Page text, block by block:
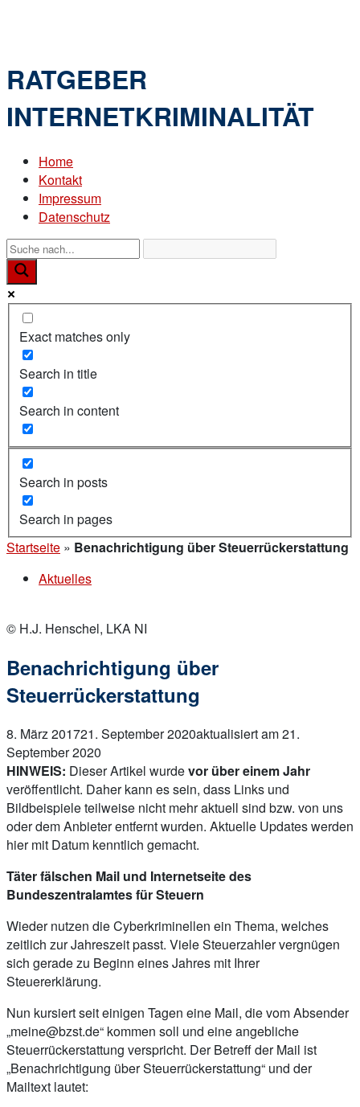
RATGEBER
INTERNETKRIMINALITÄT
Home
Kontakt
Impressum
Datenschutz
Exact matches only
Search in title
Search in content
Search in posts
Search in pages
Startseite » Benachrichtigung über Steuerrückerstattung
Aktuelles
© H.J. Henschel, LKA NI
Benachrichtigung über
Steuerrückerstattung
8. März 201721. September 2020aktualisiert am 21.
September 2020
HINWEIS: Dieser Artikel wurdevor über einem Jahr
veröffentlicht. Daher kann es sein, dass Links und
Bildbeispiele teilweise nicht mehr aktuell sind bzw. von uns
oder dem Anbieter entfernt wurden. Aktuelle Updates werden
hier mit Datum kenntlich gemacht.
Täter fälschen Mail und Internetseite des
Bundeszentralamtes für Steuern
Wieder nutzen die Cyberkriminellen ein Thema, welches
zeitlich zur Jahreszeit passt. Viele Steuerzahler vergnügen
sich gerade zu Beginn eines Jahres mit Ihrer
Steuererklärung.
Nun kursiert seit einigen Tagen eine Mail, die vom Absender
„meine@bzst.de“ kommen soll und eine angebliche
Steuerrückerstattung verspricht. Der Betreff der Mail ist
„Benachrichtigung über Steuerrückerstattung“ und der
Mailtext lautet: